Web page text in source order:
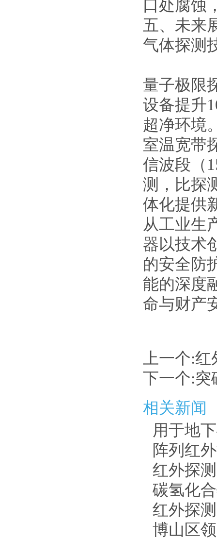
口处腐蚀
五、未来
气体探测
量子极限
设备提升
超净环境
室温宽带
信波段（
测，比探
体化提供
从工业生
器以技术
的安全防
能的深度
命与财产
上一个:红
下一个:突
相关新闻
用于地
阵列红
红外探
碳氢化
红外探
博山区